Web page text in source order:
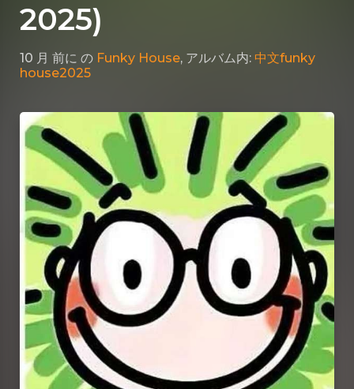
2025)
10 月 前に の Funky House, アルバム内: 中文funky
house2025